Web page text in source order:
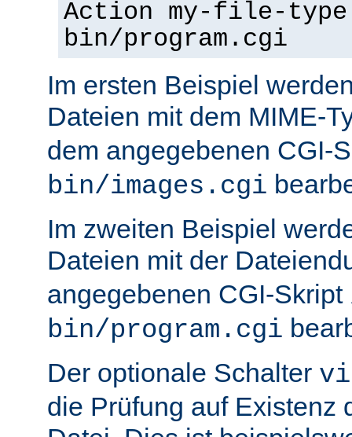
Action my-file-
bin/program.cgi
Im ersten Beispiel
Dateien mit dem MIME-
dem angegebenen CGI-
bin/images.cgi
Im zweiten Beispiel
Dateien mit der
angegebenen CGI-Skript
bin/program.cgi
Der optionale Schalter
die Prüfung auf Existenz